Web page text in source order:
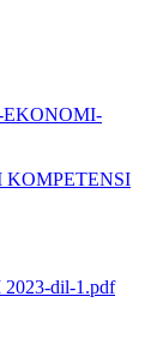
KOMPETENSI
dil-1.pdf